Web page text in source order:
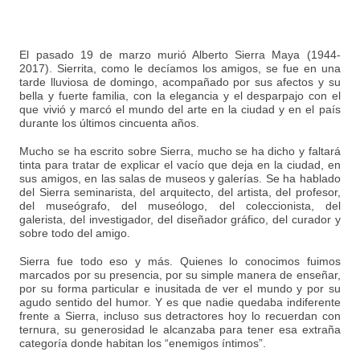
El pasado 19 de marzo murió Alberto Sierra Maya (1944-
2017). Sierrita, como le decíamos los amigos, se fue en una
tarde lluviosa de domingo, acompañado por sus afectos y su
bella y fuerte familia, con la elegancia y el desparpajo con el
que vivió y marcó el mundo del arte en la ciudad y en el país
durante los últimos cincuenta años.
Mucho se ha escrito sobre Sierra, mucho se ha dicho y faltará
tinta para tratar de explicar el vacío que deja en la ciudad, en
sus amigos, en las salas de museos y galerías. Se ha hablado
del Sierra seminarista, del arquitecto, del artista, del profesor,
del museógrafo, del museólogo, del coleccionista, del
galerista, del investigador, del diseñador gráfico, del curador y
sobre todo del amigo.
Sierra fue todo eso y más. Quienes lo conocimos fuimos
marcados por su presencia, por su simple manera de enseñar,
por su forma particular e inusitada de ver el mundo y por su
agudo sentido del humor. Y es que nadie quedaba indiferente
frente a Sierra, incluso sus detractores hoy lo recuerdan con
ternura, su generosidad le alcanzaba para tener esa extraña
categoría donde habitan los “enemigos íntimos”.